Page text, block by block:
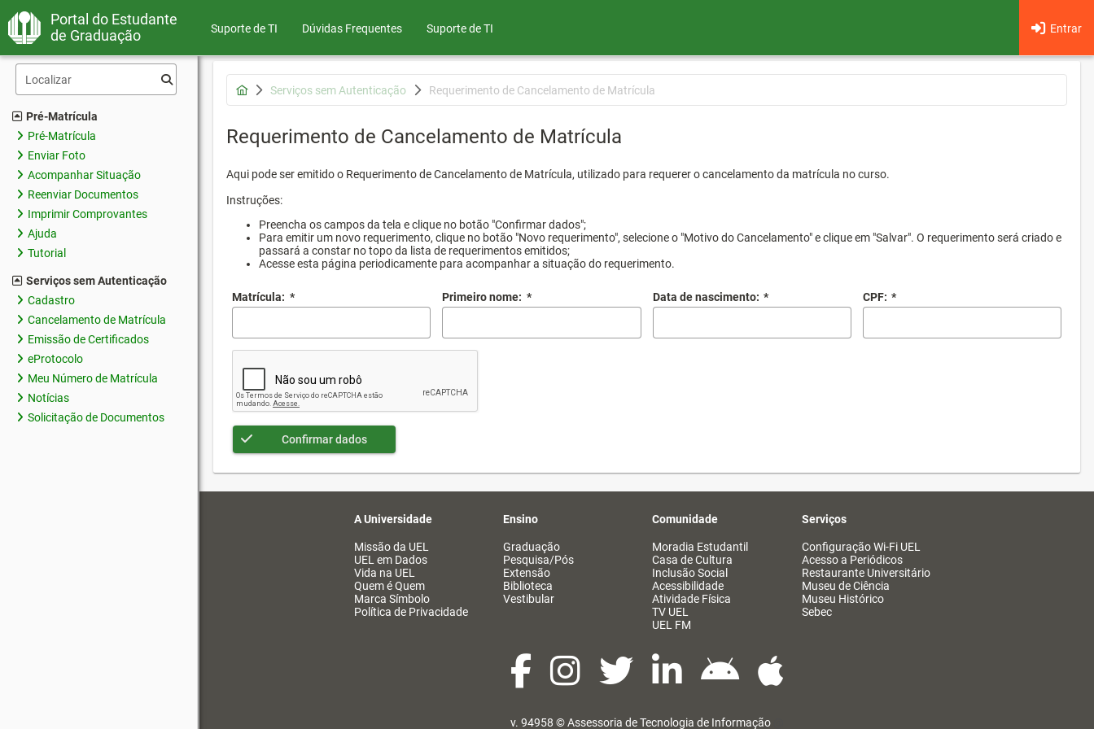
Portal do Estudante
de Graduação
Suporte de TI Dúvidas Frequentes Entrar
Suporte de TI
Pré-Matrícula
Pré-Matrícula
Enviar Foto
Acompanhar Situação
Reenviar Documentos
Imprimir Comprovantes
Ajuda
Tutorial
Serviços sem Autenticação
Cadastro
Cancelamento de Matrícula
Emissão de Certificados
eProtocolo
Meu Número de Matrícula
Notícias
Solicitação de Documentos
Serviços sem Autenticação Requerimento de Cancelamento de Matrícula
Requerimento de Cancelamento de Matrícula
Aqui pode ser emitido o Requerimento de Cancelamento de Matrícula, utilizado para requerer o cancelamento da matrícula no curso.
Instruções:
Preencha os campos da tela e clique no botão "Confirmar dados";
Para emitir um novo requerimento, clique no botão "Novo requerimento", selecione o "Motivo do Cancelamento" e clique em "Salvar". O requerimento será criado e
passará a constar no topo da lista de requerimentos emitidos;
Acesse esta página periodicamente para acompanhar a situação do requerimento.
Matrícula: * Primeiro nome: * Data de nascimento: * CPF: *
Confirmar dados
A Universidade
Missão da UEL
UEL em Dados
Vida na UEL
Quem é Quem
Marca Símbolo
Política de Privacidade
Ensino
Graduação
Pesquisa/Pós
Extensão
Biblioteca
Vestibular
Comunidade
Moradia Estudantil
Casa de Cultura
Inclusão Social
Acessibilidade
Atividade Física
TV UEL
UEL FM
Serviços
Configuração Wi-Fi UEL
Acesso a Periódicos
Restaurante Universitário
Museu de Ciência
Museu Histórico
Sebec
v. 94958 ©Assessoria de Tecnologia de Informação